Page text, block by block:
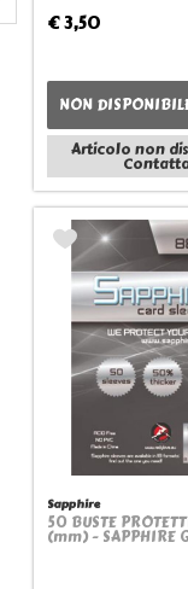
€ 3,50
NON
Articolo non
Sapphire
50 BUSTE
(mm) - SAPPHIRE